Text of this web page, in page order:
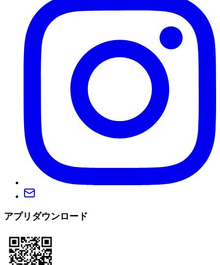
アプリダウンロード